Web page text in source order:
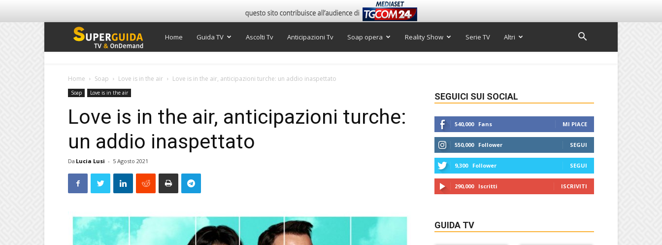
Super
Home Guida TV Ascolti Tv Anticipazioni Tv Soap opera Reality Show Serie TV Altri
Home Soap Love is in the air Love is in the air, anticipazioni turche: un addio inaspettato
Soap Love is in the air
Love is in the air, anticipazioni turche:
un addio inaspettato
Da Lucia Lusi - 5 Agosto 2021
SEGUICI SUI SOCIAL
540,000 Fans MI PIACE
550,000 Follower SEGUI
9,300 Follower SEGUI
290,000 Iscritti ISCRIVITI
GUIDA TV